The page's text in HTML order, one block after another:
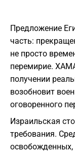
Предложение
часть:
не просто
перемирие.
получении
возобновит
оговоренного
Израильская
требования.